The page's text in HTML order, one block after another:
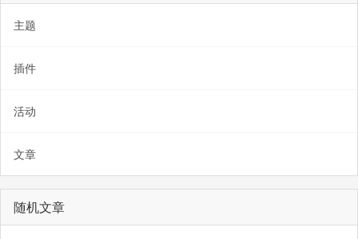
主题
插件
活动
文章
随机文章